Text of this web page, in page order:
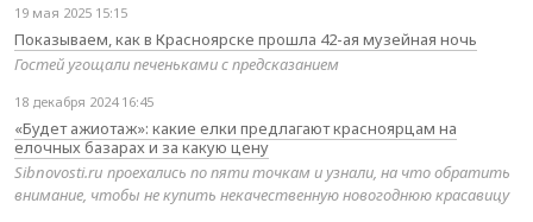
19 мая 2025 15:15
Показываем, как в Красноярске прошла 42-ая музейная ночь
Гостей угощали печеньками с предсказанием
18 декабря 2024 16:45
«Будет ажиотаж»: какие елки предлагают красноярцам на
елочных базарах и за какую цену
Sibnovosti.ru проехались по пяти точкам и узнали, на что обратить
внимание, чтобы не купить некачественную новогоднюю красавицу